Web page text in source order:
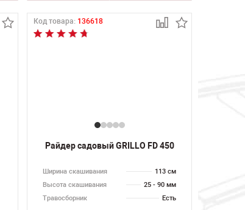
Код товара: 136618
Райдер садовый GRILLO FD 450
Ширина скашивания
113 см
Высота скашивания
25 - 90 мм
Травосборник
Есть